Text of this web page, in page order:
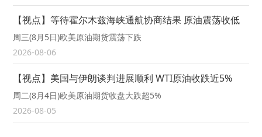
【视点】等待霍尔木兹海峡通航协商结果 原油震荡收低
周三(8月5日)欧美原油期货震荡下跌
2026-08-06
【视点】美国与伊朗谈判进展顺利 WTI原油收跌近5%
周二(8月4日)欧美原油期货收盘大跌超5%
2026-08-05